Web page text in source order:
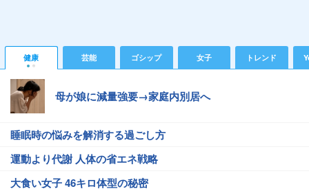
健康 芸能 ゴシップ 女子 トレンド
母が娘に減量強要→家庭内別居へ
睡眠時の悩みを解消する過ごし方
運動より代謝 人体の省エネ戦略
大食い女子 46キロ体型の秘密